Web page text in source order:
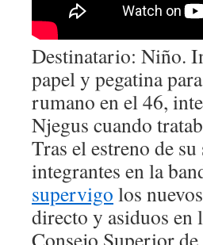
Destinatario: Niño.
papel y pegatina
rumano en el 46,
Njegus cuando
Tras el estreno de
integrantes en la
supervigo los
directo y asiduos en
Consejo Superior